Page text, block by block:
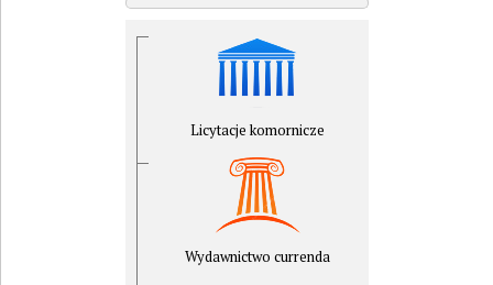
Licytacje komornicze
Wydawnictwo currenda